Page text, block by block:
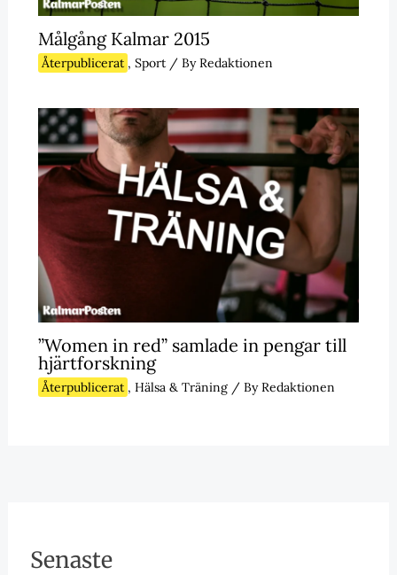
Målgång Kalmar 2015
Återpublicerat , Sport/ ByRedaktionen
”Women in red” samlade in pengar till
hjärtforskning
Återpublicerat , Hälsa & Träning/ ByRedaktionen
Senaste